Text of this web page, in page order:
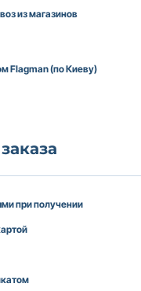
из магазинов
Flagman (по Киеву)
при получении